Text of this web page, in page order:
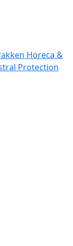
Horeca &
Protection